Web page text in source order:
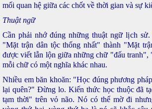
mối quan hệ giữa các chốt về thời gian và sự
Thuật ngữ
Cần phải nhớ đúng những thuật ngữ lịch
"Mặt trận dân tộc thống nhất" thành "Mặt
được viết lẫn lộn giữa những chữ "đấu
mỗi chữ có một nghĩa khác nhau.
Nhiều em băn khoăn: "Học đúng phương
lại quên?" Đừng lo. Kiến thức học thuộc đã
tạm thời" trên vỏ não. Nó có thể mờ đi